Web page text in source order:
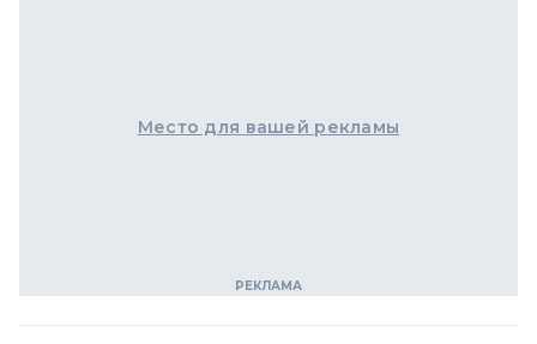
Место для вашей рекламы